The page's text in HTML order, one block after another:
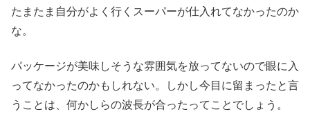
たまたま自分がよく行くスーパーが仕入れてなかったのか
な。
パッケージが美味しそうな雰囲気を放ってないので眼に入
ってなかったのかもしれない。しかし今目に留まったと言
うことは、何かしらの波長が合ったってことでしょう。